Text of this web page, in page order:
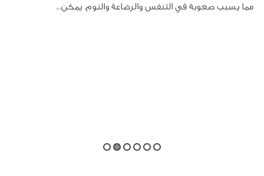
طريقة تنظيف لسان الرضيع